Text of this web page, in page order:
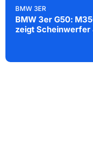
BMW 3ER
BMW 3er G50:
zeigt Scheinwerfer